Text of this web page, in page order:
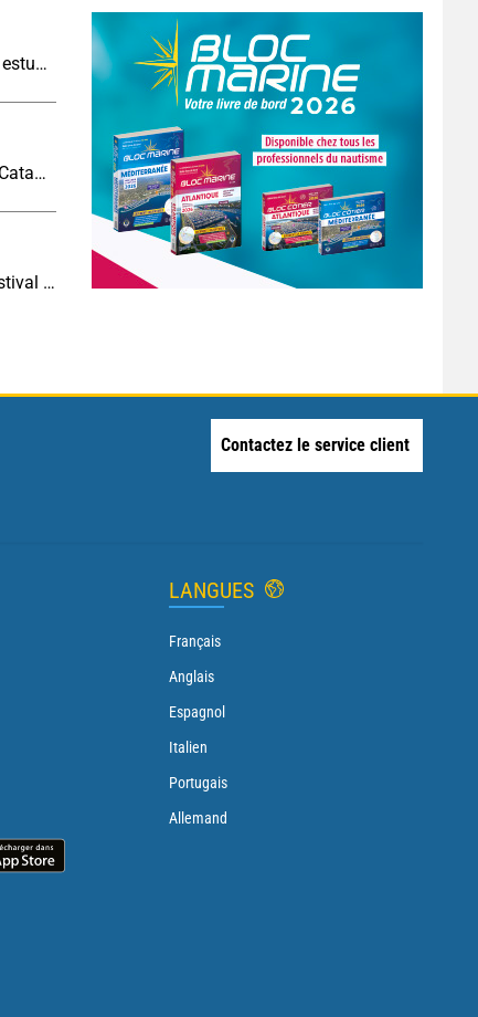
Pêche à l’anguille : une tradition qui se perd entre estuaires et nuit tombée
6 questions à Damien Dion, directeur d’Outremer Catamarans
Le slow nautisme s'invite au Cannes Yachting Festival : une autre façon de naviguer prend le large
Contactez le service client
LANGUES
Français
Anglais
Espagnol
Italien
Portugais
Allemand